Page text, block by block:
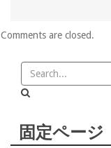
Comments are closed.
固定ページ